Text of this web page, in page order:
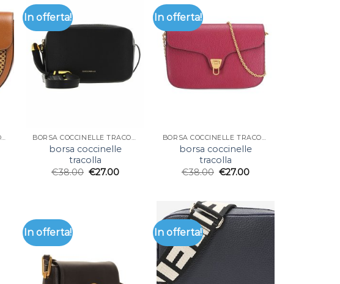
BORSA COCCINELLE TRACOLLA
In offerta!
BORSA COCCINELLE TRACOLLA
borsa coccinelle
tracolla
€38.00 €27.00
In offerta!
BORSA COCCINELLE TRACOLLA
borsa coccinelle
tracolla
€38.00 €27.00
In offerta! In offerta!